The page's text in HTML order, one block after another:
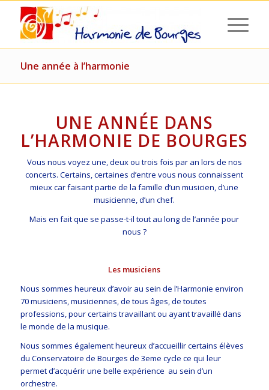
Une année à l’harmonie
UNE ANNÉE DANS
L’HARMONIE DE BOURGES
Vous nous voyez une, deux ou trois fois par an lors de nos
concerts. Certains, certaines d’entre vous nous connaissent
mieux car faisant partie de la famille d’un musicien, d’une
musicienne, d’un chef.
Mais en fait que se passe-t-il tout au long de l’année pour
nous ?
Les musiciens
Nous sommes heureux d’avoir au sein de l’Harmonie environ
70 musiciens, musiciennes, de tous âges, de toutes
professions, pour certains travaillant ou ayant travaillé dans
le monde de la musique.
Nous sommes également heureux d’accueillir certains élèves
du Conservatoire de Bourges de 3eme cycle ce qui leur
permet d’acquérir une belle expérience au sein d’un
orchestre.